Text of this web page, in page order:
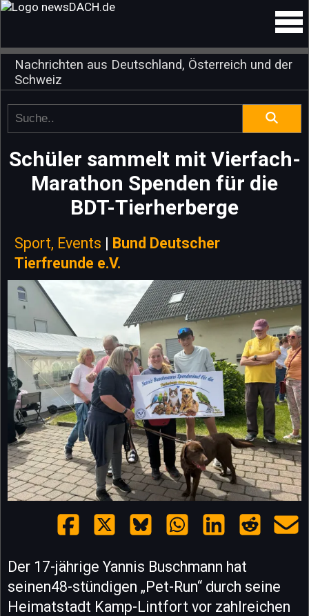
Nachrichten aus Deutschland, Österreich und der
Schweiz
Schüler sammelt mit Vierfach-
Marathon Spenden für die
BDT-Tierherberge
Sport, Events | Bund Deutscher
Tierfreunde e.V.
Der 17-jährige Yannis Buschmann hat
seinen48-stündigen „Pet-Run“ durch seine
Heimatstadt Kamp-Lintfort vor zahlreichen